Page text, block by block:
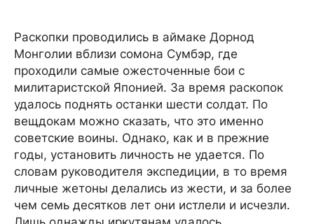
Раскопки проводились в аймаке Дорнод
Монголии вблизи сомона Сумбэр, где
проходили самые ожесточенные бои с
милитаристской Японией. За время раскопок
удалось поднять останки шести солдат. По
вещдокам можно сказать, что это именно
советские воины. Однако, как и в прежние
годы, установить личность не удается. По
словам руководителя экспедиции, в то время
личные жетоны делались из жести, и за более
чем семь десятков лет они истлели и исчезли.